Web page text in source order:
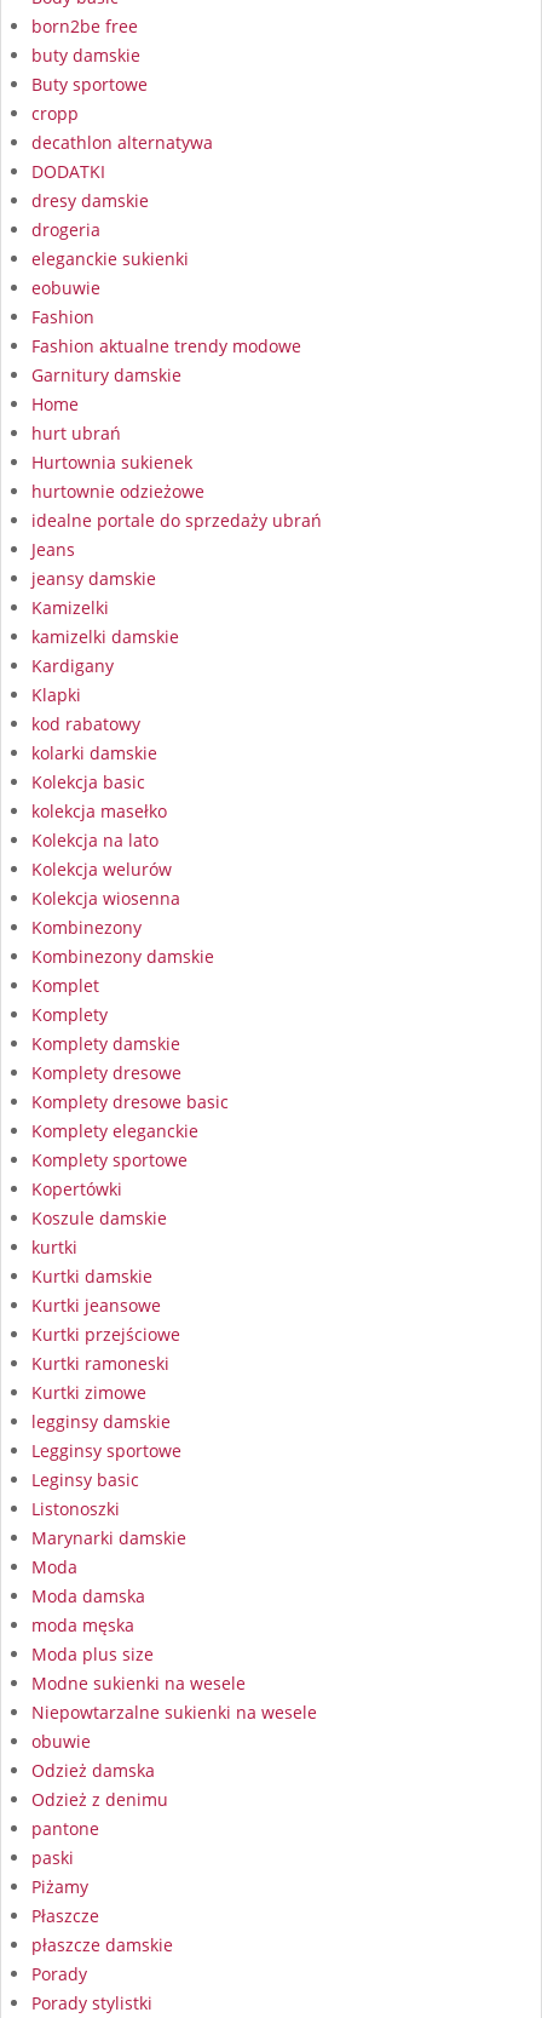
born2be free
buty damskie
Buty sportowe
cropp
decathlon alternatywa
DODATKI
dresy damskie
drogeria
eleganckie sukienki
eobuwie
Fashion
Fashion aktualne trendy modowe
Garnitury damskie
Home
hurt ubrań
Hurtownia sukienek
hurtownie odzieżowe
idealne portale do sprzedaży ubrań
Jeans
jeansy damskie
Kamizelki
kamizelki damskie
Kardigany
Klapki
kod rabatowy
kolarki damskie
Kolekcja basic
kolekcja masełko
Kolekcja na lato
Kolekcja welurów
Kolekcja wiosenna
Kombinezony
Kombinezony damskie
Komplet
Komplety
Komplety damskie
Komplety dresowe
Komplety dresowe basic
Komplety eleganckie
Komplety sportowe
Kopertówki
Koszule damskie
kurtki
Kurtki damskie
Kurtki jeansowe
Kurtki przejściowe
Kurtki ramoneski
Kurtki zimowe
legginsy damskie
Legginsy sportowe
Leginsy basic
Listonoszki
Marynarki damskie
Moda
Moda damska
moda męska
Moda plus size
Modne sukienki na wesele
Niepowtarzalne sukienki na wesele
obuwie
Odzież damska
Odzież z denimu
pantone
paski
Piżamy
Płaszcze
płaszcze damskie
Porady
Porady stylistki